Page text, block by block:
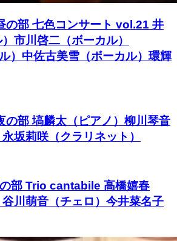
の部 七色コンサート vol.21 井
市川啓二（ボーカル）
）中佐古美雪（ボーカル）環輝
の部 塙麟太（ピアノ）柳川琴音
坂莉咲（クラリネット）
部 Trio cantabile 高橋嬉春
谷川萌音（チェロ）今井菜名子